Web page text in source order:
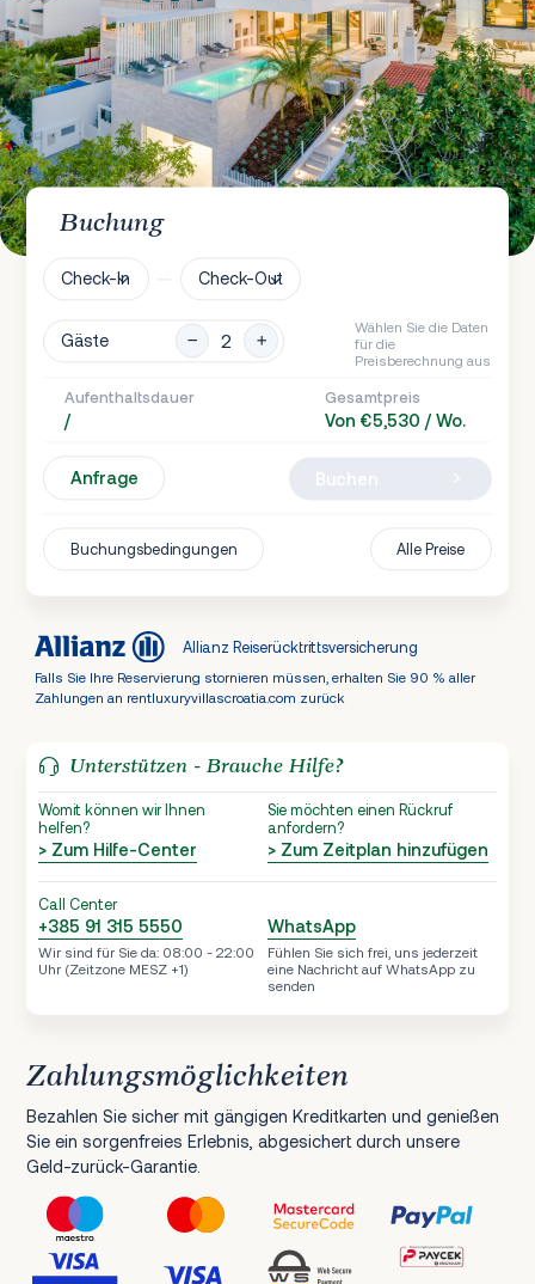
Buchung
Check-In Check-Out
Gäste
Wählen Sie die Daten
für die
Preisberechnung aus
Aufenthaltsdauer
/
Gesamtpreis
Von €5,530 / Wo.
Anfrage
Buchungsbedingungen Alle Preise
Allianz Reiserücktrittsversicherung
Falls Sie Ihre Reservierung stornieren müssen, erhalten Sie 90 % aller
Zahlungen an rentluxuryvillascroatia.com zurück
Unterstützen - Brauche Hilfe?
Womit können wir Ihnen
helfen?
> Zum Hilfe-Center
Sie möchten einen Rückruf
anfordern?
> Zum Zeitplan hinzufügen
Call Center
+385 91 315 5550
Wir sind für Sie da: 08:00 - 22:00
Uhr (Zeitzone MESZ +1)
WhatsApp
Fühlen Sie sich frei, uns jederzeit
eine Nachricht auf WhatsApp zu
senden
Zahlungsmöglichkeiten
Bezahlen Sie sicher mit gängigen Kreditkarten und genießen
Sie ein sorgenfreies Erlebnis, abgesichert durch unsere
Geld-zurück-Garantie.